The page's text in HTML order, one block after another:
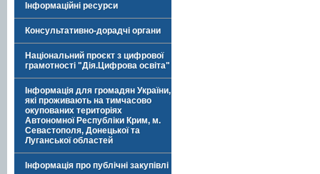
Інформаційні ресурси
Консультативно-дорадчі органи
Національний проєкт з цифрової
грамотності "Дія.Цифрова освіта"
Інформація для громадян України,
які проживають на тимчасово
окупованих територіях
Автономної Республіки Крим, м.
Севастополя, Донецької та
Луганської областей
Інформація про публічні закупівлі